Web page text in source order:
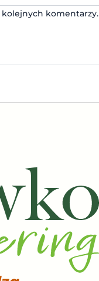
komentarzy.